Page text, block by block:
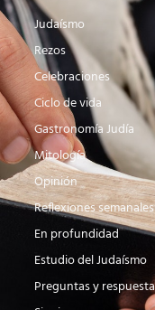
Judaísmo
Rezos
Celebraciones
Ciclo de vida
Gastronomía Judía
Mitología
Opinión
Reflexiones semanales
En profundidad
Estudio del Judaísmo
Preguntas y